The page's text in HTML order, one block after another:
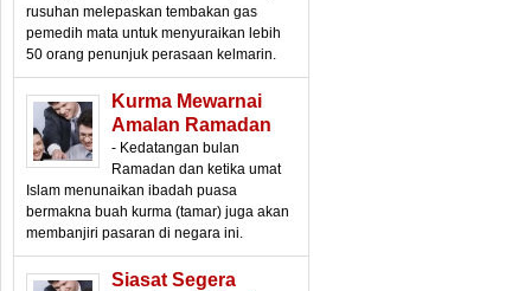
rusuhan melepaskan tembakan gas
pemedih mata untuk menyuraikan lebih
50 orang penunjuk perasaan kelmarin.
Kurma Mewarnai
Amalan Ramadan
- Kedatangan bulan
Ramadan dan ketika umat
Islam menunaikan ibadah puasa
bermakna buah kurma (tamar) juga akan
membanjiri pasaran di negara ini.
Siasat Segera